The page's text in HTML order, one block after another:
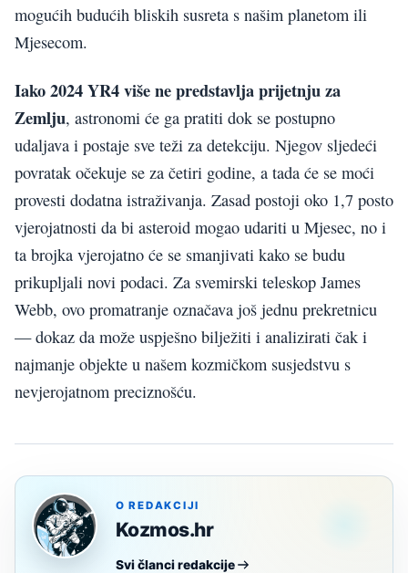
mogućih budućih bliskih susreta s našim planetom ili
Mjesecom.
Iako 2024 YR4 više ne predstavlja prijetnju za
Zemlju, astronomi će ga pratiti dok se postupno
udaljava i postaje sve teži za detekciju. Njegov sljedeći
povratak očekuje se za četiri godine, a tada će se moći
provesti dodatna istraživanja. Zasad postoji oko 1,7 posto
vjerojatnosti da bi asteroid mogao udariti u Mjesec, no i
ta brojka vjerojatno će se smanjivati kako se budu
prikupljali novi podaci. Za svemirski teleskop James
Webb, ovo promatranje označava još jednu prekretnicu
— dokaz da može uspješno bilježiti i analizirati čak i
najmanje objekte u našem kozmičkom susjedstvu s
nevjerojatnom preciznošću.
O REDAKCIJI
Kozmos.hr
Svi članci redakcije